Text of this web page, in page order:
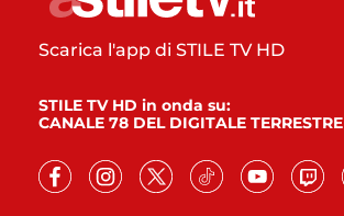
Scarica l'app di STILE TV HD
STILE TV HD in onda su:
CANALE 78 DEL DIGITALE TERRESTRE